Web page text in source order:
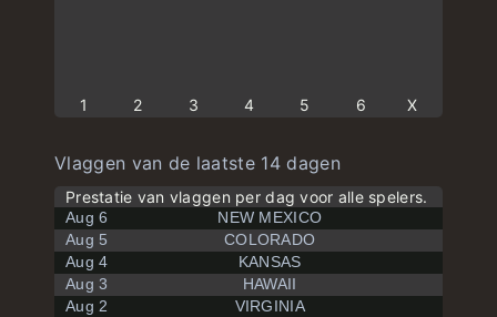
1 2 3 4 5 6 X
Vlaggen van de laatste 14 dagen
Prestatie van vlaggen per dag voor alle spelers.
Aug 6
NEW MEXICO
Aug 5
COLORADO
Aug 4
KANSAS
Aug 3
HAWAII
Aug 2
VIRGINIA